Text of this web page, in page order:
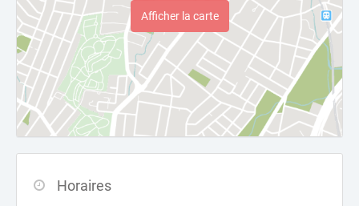
Afficher la carte
Horaires